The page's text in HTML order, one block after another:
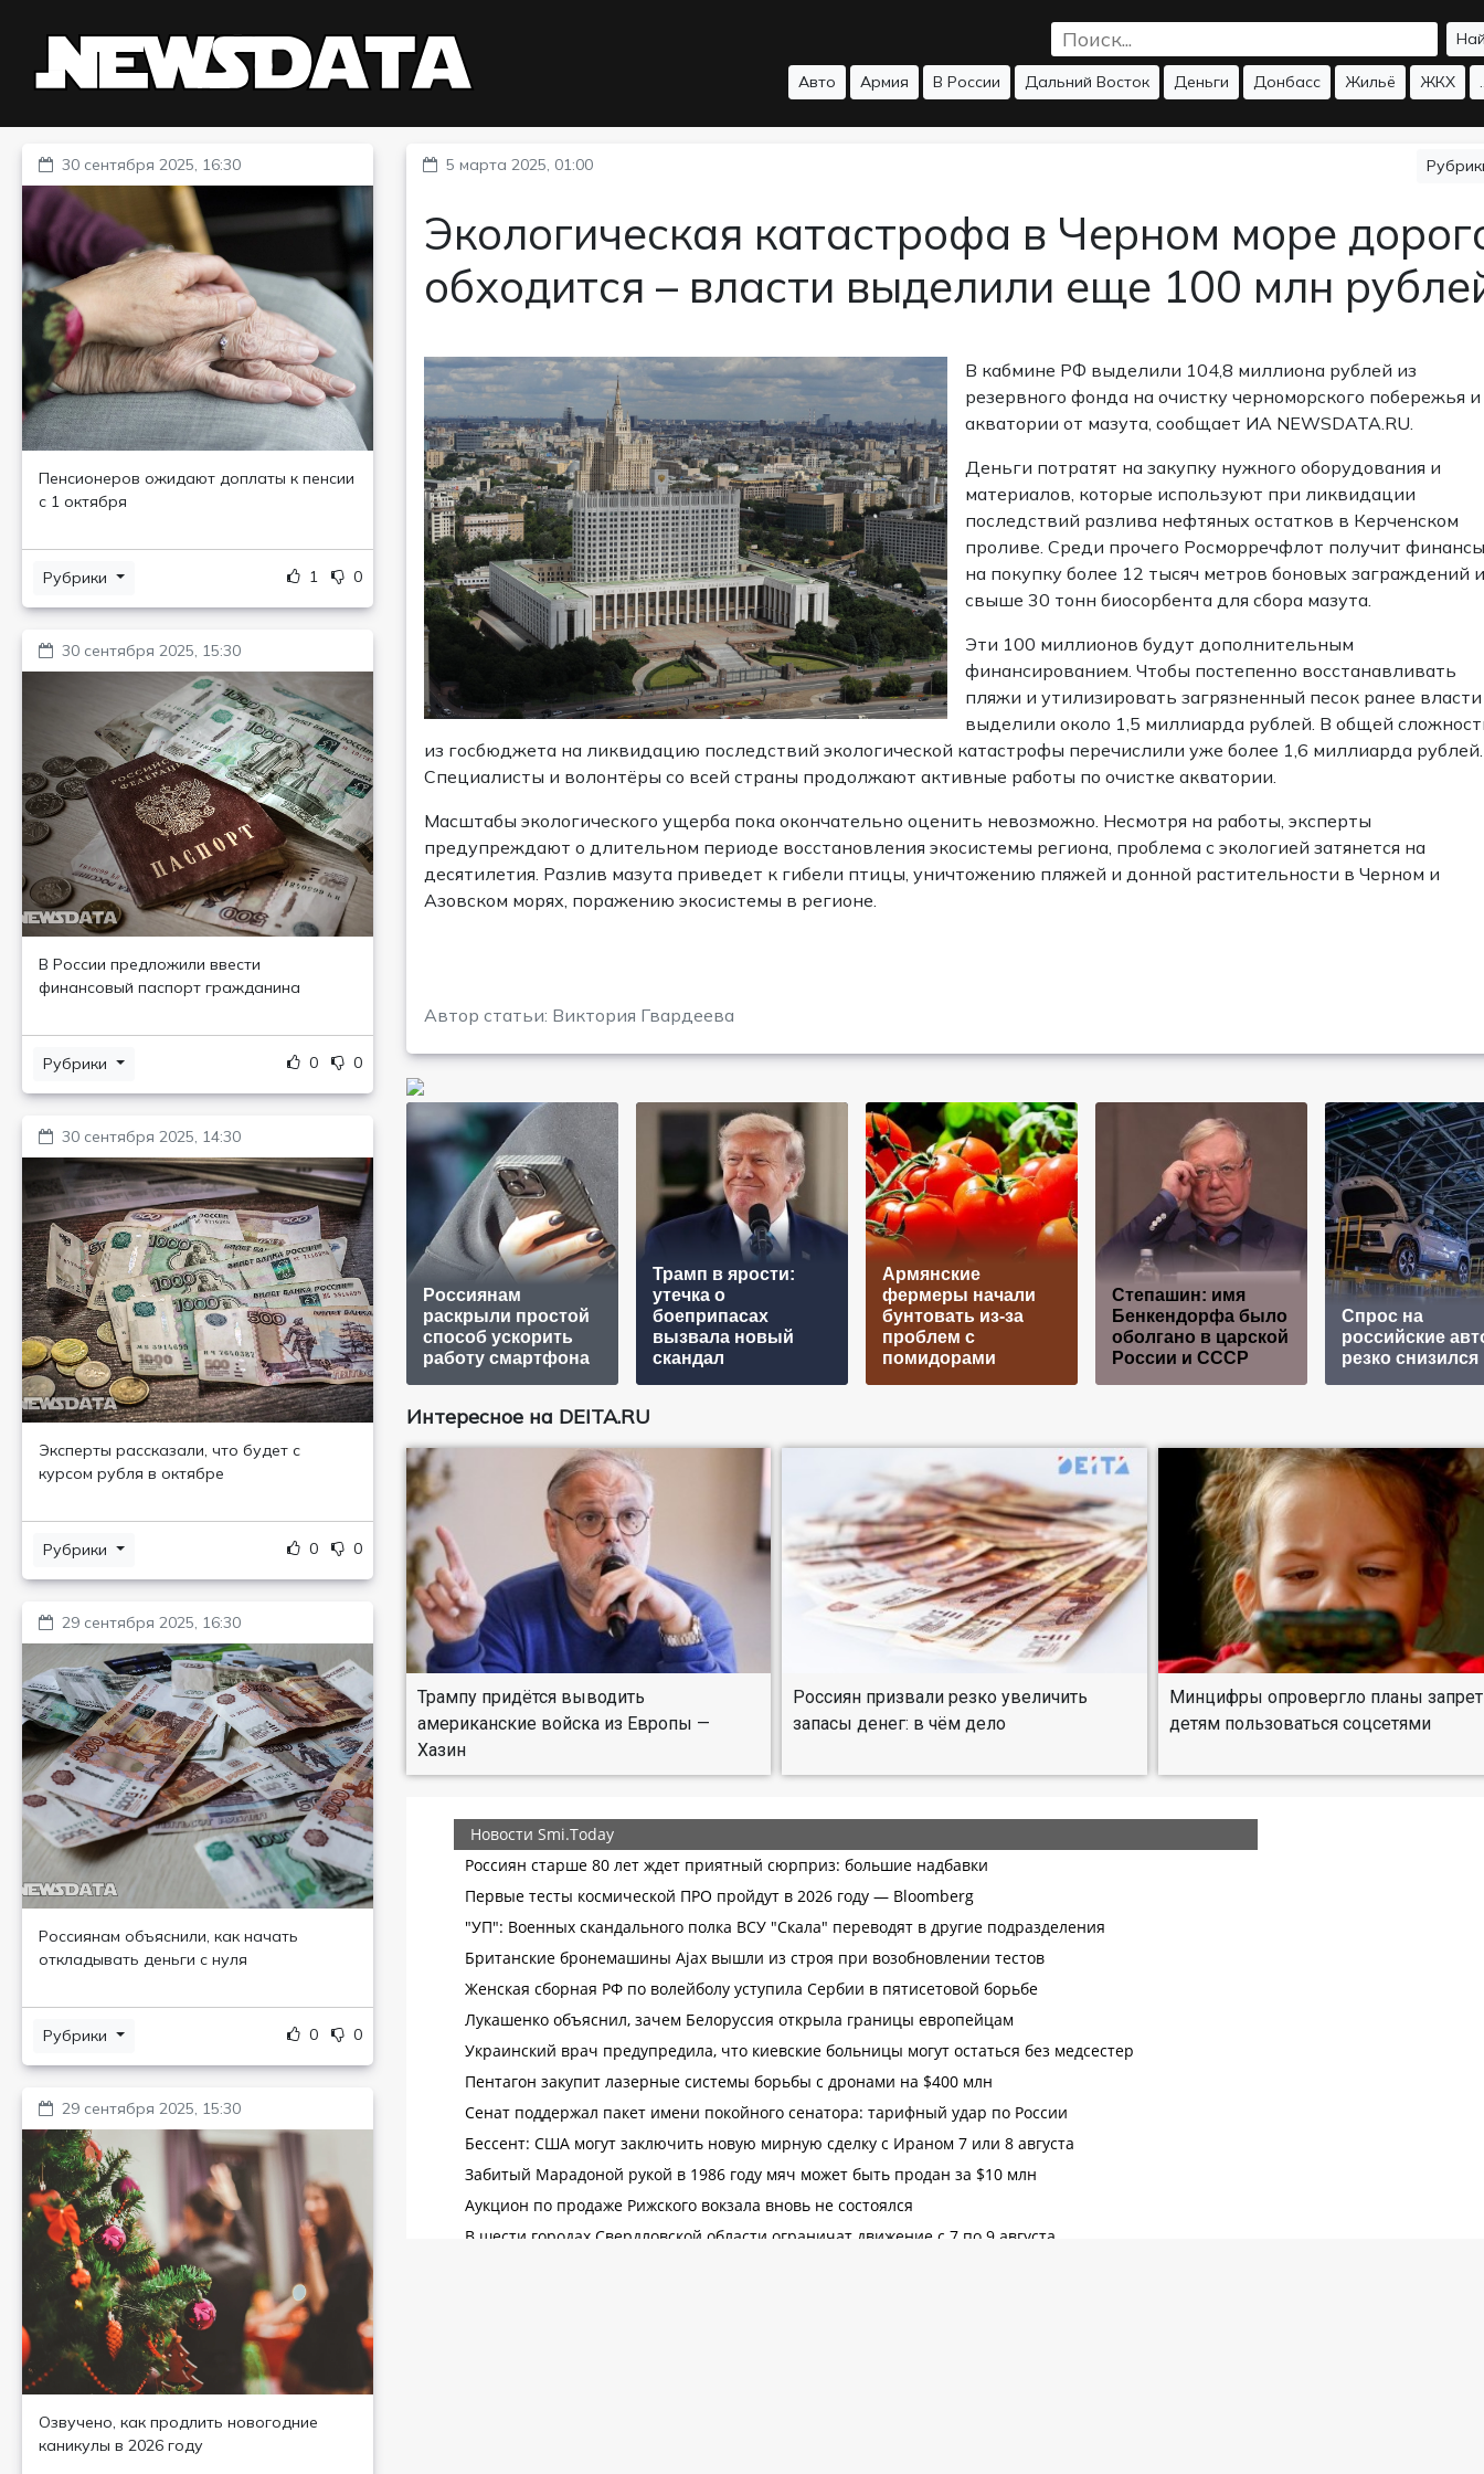
Авто Армия В России Дальний Восток Деньги Донбасс Жильё ЖКХ
30 сентября 2025, 16:30
Пенсионеров ожидают доплаты к пенсии
с 1 октября
Рубрики 1 0
30 сентября 2025, 15:30
В России предложили ввести
финансовый паспорт гражданина
Рубрики 0 0
30 сентября 2025, 14:30
Эксперты рассказали, что будет с
курсом рубля в октябре
Рубрики 0 0
29 сентября 2025, 16:30
Россиянам объяснили, как начать
откладывать деньги с нуля
Рубрики 0 0
29 сентября 2025, 15:30
Озвучено, как продлить новогодние
каникулы в 2026 году
5 марта 2025, 01:00
Экологическая катастрофа в Черном море
обходится – власти выделили еще 100 млн
В кабмине РФ выделили 104,8 миллиона рублей из
резервного фонда на очистку черноморского побережья и
акватории от мазута, сообщает ИА NEWSDATA.RU.
Деньги потратят на закупку нужного оборудования и
материалов, которые используют при ликвидации
последствий разлива нефтяных остатков в Керченском
проливе. Среди прочего Росморречфлот получит финансы
на покупку более 12 тысяч метров боновых заграждений и
свыше 30 тонн биосорбента для сбора мазута.
Эти 100 миллионов будут дополнительным
финансированием. Чтобы постепенно восстанавливать
пляжи и утилизировать загрязненный песок ранее власти
выделили около 1,5 миллиарда рублей. В общей
из госбюджета на ликвидацию последствий экологической катастрофы перечислили уже более 1,6 миллиарда рублей.
Специалисты и волонтёры со всей страны продолжают активные работы по очистке акватории.
Масштабы экологического ущерба пока окончательно оценить невозможно. Несмотря на работы, эксперты
предупреждают о длительном периоде восстановления экосистемы региона, проблема с экологией затянется на
десятилетия. Разлив мазута приведет к гибели птицы, уничтожению пляжей и донной растительности в Черном и
Азовском морях, поражению экосистемы в регионе.
Автор статьи: Виктория Гвардеева
Россиянам
раскрыли простой
способ ускорить
работу смартфона
Трамп в ярости:
утечка о
боеприпасах
вызвала новый
скандал
Армянские
фермеры начали
бунтовать из-за
проблем с
помидорами
Степашин: имя
Бенкендорфа было
оболгано в царской
России и СССР
Спрос на
российские
резко снизился
Интересное на DEITA.RU
Трампу придётся выводить
американские войска из Европы —
Хазин
Россиян призвали резко увеличить
запасы денег: в чём дело
Минцифры опровергло планы
детям пользоваться соцсетями